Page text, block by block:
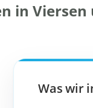
in
Was wir